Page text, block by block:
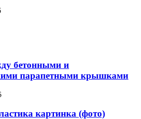
бетонными и
парапетными крышками
картинка (фото)